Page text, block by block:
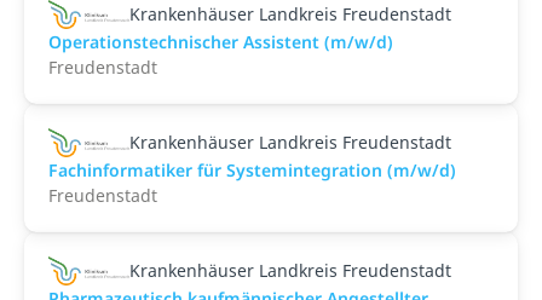
Krankenhäuser Landkreis Freudenstadt
Operationstechnischer Assistent (m/w/d)
Freudenstadt
Krankenhäuser Landkreis Freudenstadt
Fachinformatiker für Systemintegration (m/w/d)
Freudenstadt
Krankenhäuser Landkreis Freudenstadt